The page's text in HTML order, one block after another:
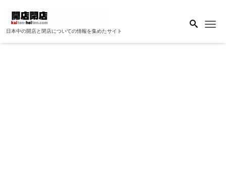
日本中の開店と閉店についての情報を集めたサイト